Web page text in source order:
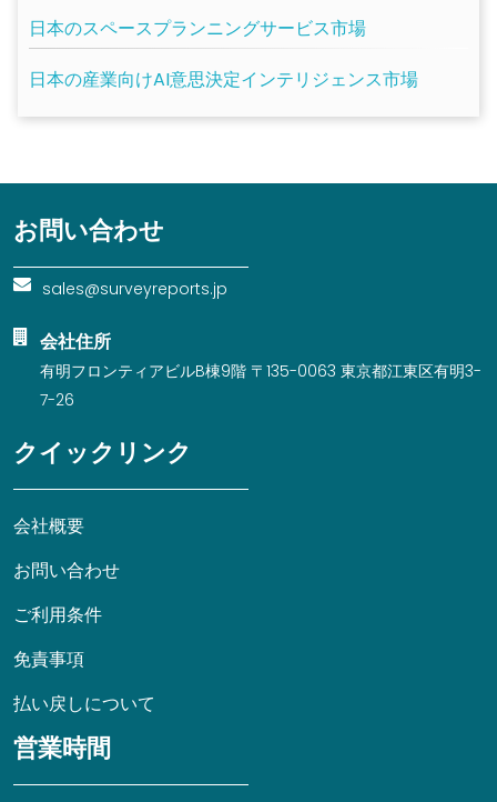
日本のスペースプランニングサービス市場
日本の産業向けAI意思決定インテリジェンス市場
お問い合わせ
sales@surveyreports.jp
会社住所
有明フロンティアビルB棟9階 〒135-0063 東京都江東区有明3-
7-26
クイックリンク
会社概要
お問い合わせ
ご利用条件
免責事項
払い戻しについて
営業時間